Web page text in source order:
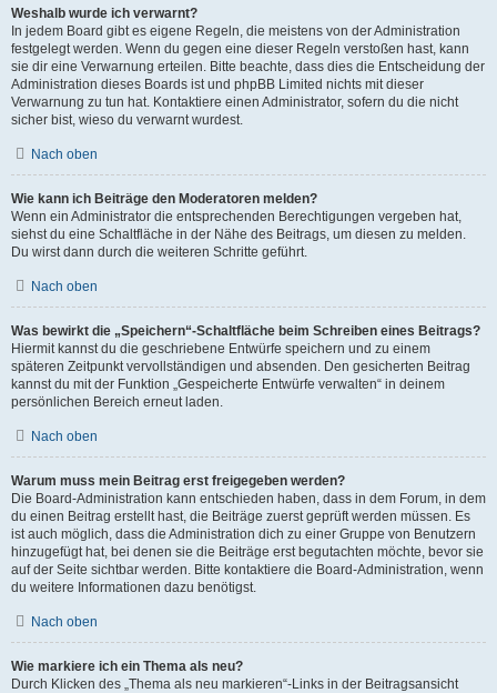
Weshalb wurde ich verwarnt?
In jedem Board gibt es eigene Regeln, die meistens von der Administration
festgelegt werden. Wenn du gegen eine dieser Regeln verstoßen hast, kann
sie dir eine Verwarnung erteilen. Bitte beachte, dass dies die Entscheidung der
Administration dieses Boards ist und phpBB Limited nichts mit dieser
Verwarnung zu tun hat. Kontaktiere einen Administrator, sofern du die nicht
sicher bist, wieso du verwarnt wurdest.
Nach oben
Wie kann ich Beiträge den Moderatoren melden?
Wenn ein Administrator die entsprechenden Berechtigungen vergeben hat,
siehst du eine Schaltfläche in der Nähe des Beitrags, um diesen zu melden.
Du wirst dann durch die weiteren Schritte geführt.
Nach oben
Was bewirkt die „Speichern“-Schaltfläche beim Schreiben eines Beitrags?
Hiermit kannst du die geschriebene Entwürfe speichern und zu einem
späteren Zeitpunkt vervollständigen und absenden. Den gesicherten Beitrag
kannst du mit der Funktion „Gespeicherte Entwürfe verwalten“ in deinem
persönlichen Bereich erneut laden.
Nach oben
Warum muss mein Beitrag erst freigegeben werden?
Die Board-Administration kann entschieden haben, dass in dem Forum, in dem
du einen Beitrag erstellt hast, die Beiträge zuerst geprüft werden müssen. Es
ist auch möglich, dass die Administration dich zu einer Gruppe von Benutzern
hinzugefügt hat, bei denen sie die Beiträge erst begutachten möchte, bevor sie
auf der Seite sichtbar werden. Bitte kontaktiere die Board-Administration, wenn
du weitere Informationen dazu benötigst.
Nach oben
Wie markiere ich ein Thema als neu?
Durch Klicken des „Thema als neu markieren“-Links in der Beitragsansicht